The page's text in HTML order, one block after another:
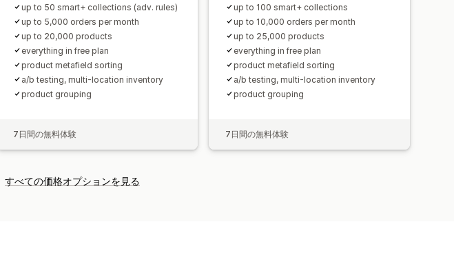
up to 50 smart+ collections (adv. rules)
up to 5,000 orders per month
up to 20,000 products
everything in free plan
product metafield sorting
a/b testing, multi-location inventory
product grouping
7日間の無料体験
up to 100 smart+ collections
up to 10,000 orders per month
up to 25,000 products
everything in free plan
product metafield sorting
a/b testing, multi-location inventory
product grouping
7日間の無料体験
すべての価格オプションを見る